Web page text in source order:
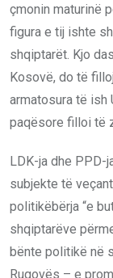
çmonin maturinë
figura e tij ishte
shqiptarët. Kjo
Kosovë, do të
armatosura të ish
paqësore filloi të
LDK-ja dhe PPD-
subjekte të
politikëbërja “e
shqiptarëve
bënte politikë në
Rugovës – e